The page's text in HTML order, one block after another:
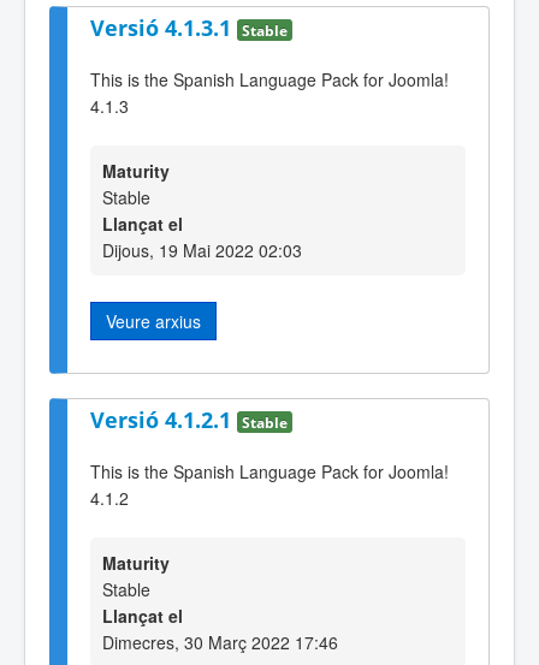
Versió 4.1.3.1 Stable
This is the Spanish Language Pack for Joomla!
4.1.3
Maturity
Stable
Llançat el
Dijous, 19 Mai 2022 02:03
Veure arxius
Versió 4.1.2.1 Stable
This is the Spanish Language Pack for Joomla!
4.1.2
Maturity
Stable
Llançat el
Dimecres, 30 Març 2022 17:46